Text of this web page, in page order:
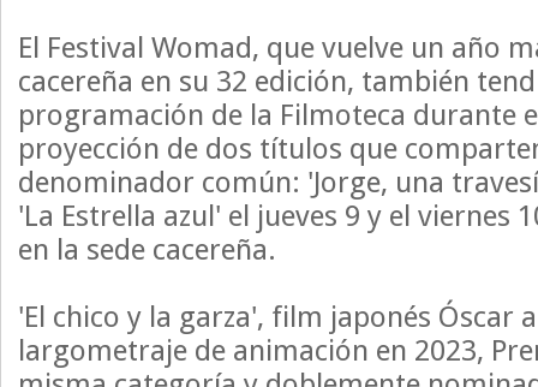
El Festival Womad, que vuelve un año
cacereña en su 32 edición, también
programación de la Filmoteca durante
proyección de dos títulos que
denominador común: 'Jorge, una
'La Estrella azul' el jueves 9 y el viernes
en la sede cacereña.
'El chico y la garza', film japonés Óscar
largometraje de animación en 2023,